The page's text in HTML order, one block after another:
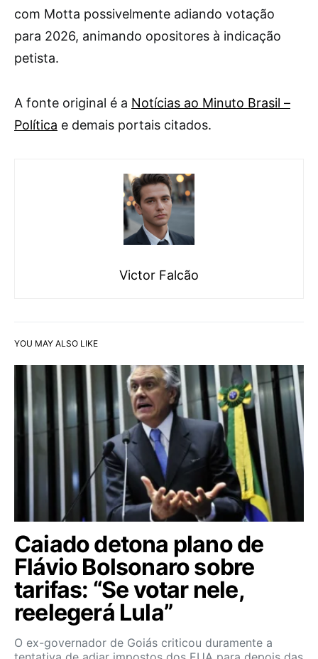
com Motta possivelmente adiando votação
para 2026, animando opositores à indicação
petista.
A fonte original é a Notícias ao Minuto Brasil –
Política e demais portais citados.
Victor Falcão
YOU MAY ALSO LIKE
Caiado detona plano de
Flávio Bolsonaro sobre
tarifas: “Se votar nele,
reelegerá Lula”
O ex-governador de Goiás criticou duramente a